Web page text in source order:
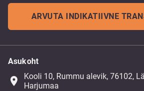
ARVUTA INDIKATIIVNE
Asukoht
place
Kooli 10, Rummu alevik, 76102,
Harjumaa